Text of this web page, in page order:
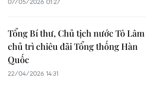
Tổng Bí thư, Chủ tịch nước Tô Lâm
chủ trì chiêu đãi Tổng thống Hàn
Quốc
22/04/2026 14:31